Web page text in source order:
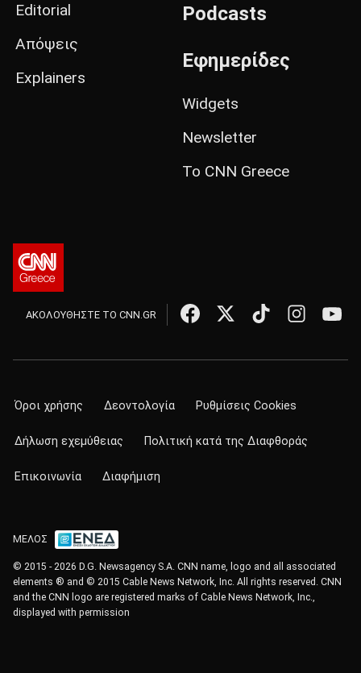
Editorial
Απόψεις
Explainers
Podcasts
Εφημερίδες
Widgets
Newsletter
Το CNN Greece
ΑΚΟΛΟΥΘΗΣΤΕ ΤΟ CNN.GR
Όροι χρήσης Δεοντολογία Ρυθμίσεις Cookies
Δήλωση εχεμύθειας Πολιτική κατά της Διαφθοράς
Επικοινωνία Διαφήμιση
ΜΕΛΟΣ
© 2015 - 2026 D.G. Newsagency S.A. CNN name, logo and all associated
elements ® and © 2015 Cable News Network, Inc. All rights reserved. CNN
and the CNN logo are registered marks of Cable News Network, Inc.,
displayed with permission